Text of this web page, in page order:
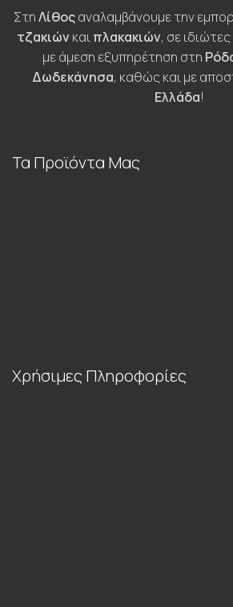
ΣτηΛίθοςαναλαμβάνουμε την
τζακιών καιπλακακιών, σε
με άμεση εξυπηρέτηση στη
Δωδεκάνησα, καθώς και με
Ελλάδα!
Τα Προϊόντα Μας
Χρήσιμες Πληροφορίες